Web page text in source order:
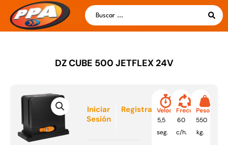
contenido
Search
...
DZ CUBE 500 JETFLEX 24V
Iniciar
Sesión
RegistrarseVelocidad
5,5
seg.
Frecuencia
60
c/h.
Peso
550
kg.